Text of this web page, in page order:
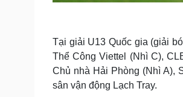
Tại giải U13 Quốc gia (giải
Thể Công Viettel (Nhì C),
Chủ nhà Hải Phòng (Nhì A),
sân vận động Lạch Tray.